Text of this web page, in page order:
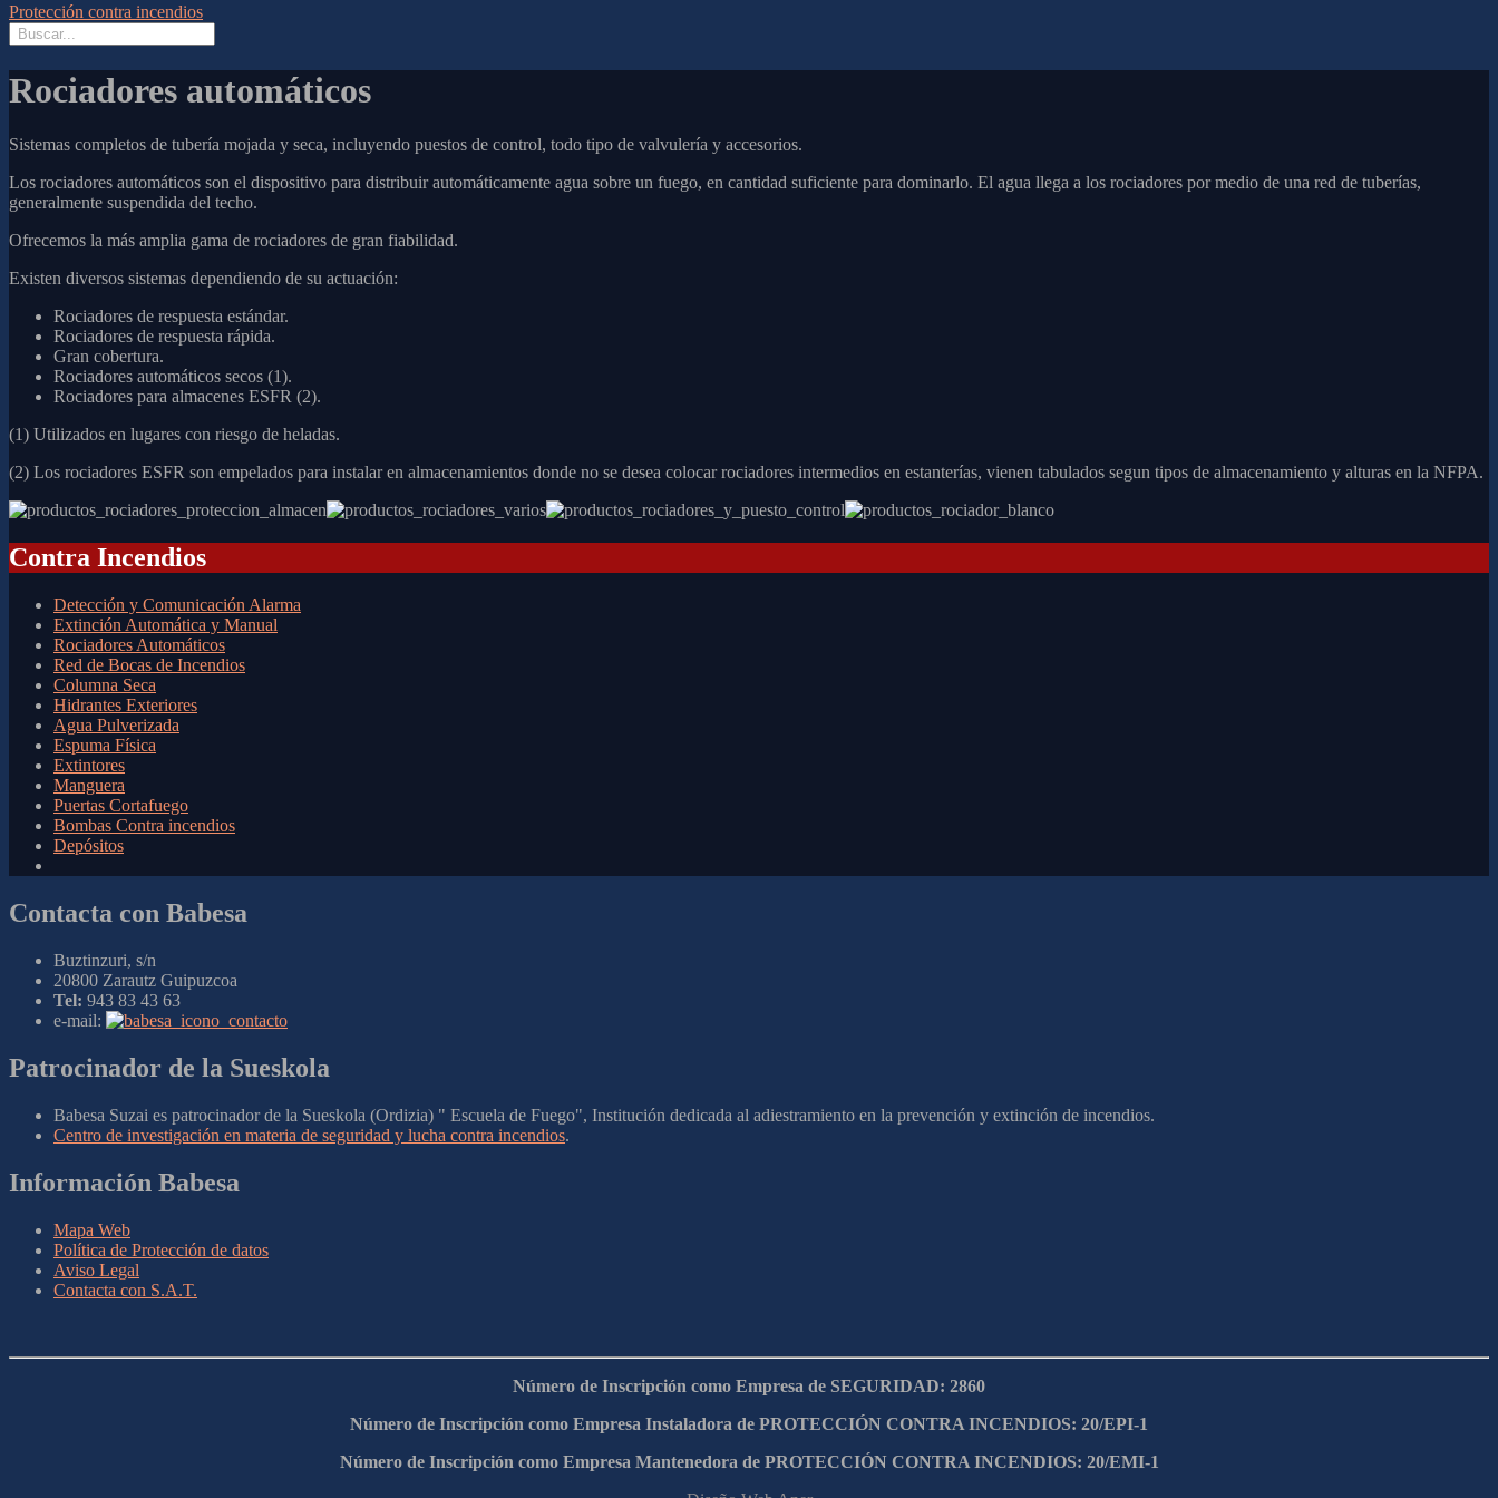
Protección contra incendios
Rociadores automáticos
Sistemas completos de tubería mojada y seca, incluyendo puestos de control, todo tipo de valvulería y accesorios.
Los rociadores automáticos son el dispositivo para distribuir automáticamente agua sobre un fuego, en cantidad suficiente para dominarlo. El agua llega a los rociadores por medio de una red de tuberías,
generalmente suspendida del techo.
Ofrecemos la más amplia gama de rociadores de gran fiabilidad.
Existen diversos sistemas dependiendo de su actuación:
Rociadores de respuesta estándar.
Rociadores de respuesta rápida.
Gran cobertura.
Rociadores automáticos secos (1).
Rociadores para almacenes ESFR (2).
(1) Utilizados en lugares con riesgo de heladas.
(2) Los rociadores ESFR son empelados para instalar en almacenamientos donde no se desea colocar rociadores intermedios en estanterías, vienen tabulados segun tipos de almacenamiento y alturas en la NFPA.
Contra Incendios
Detección y Comunicación Alarma
Extinción Automática y Manual
Rociadores Automáticos
Red de Bocas de Incendios
Columna Seca
Hidrantes Exteriores
Agua Pulverizada
Espuma Física
Extintores
Manguera
Puertas Cortafuego
Bombas Contra incendios
Depósitos
Contacta con Babesa
Buztinzuri, s/n
20800 Zarautz Guipuzcoa
Tel: 943 83 43 63
e-mail:
Patrocinador de la Sueskola
Babesa Suzai es patrocinador de la Sueskola (Ordizia) " Escuela de Fuego", Institución dedicada al adiestramiento en la prevención y extinción de incendios.
Centro de investigación en materia de seguridad y lucha contra incendios.
Información Babesa
Mapa Web
Política de Protección de datos
Aviso Legal
Contacta con S.A.T.
Número de Inscripción como Empresa de SEGURIDAD: 2860
Número de Inscripción como Empresa Instaladora de PROTECCIÓN CONTRA INCENDIOS: 20/EPI-1
Número de Inscripción como Empresa Mantenedora de PROTECCIÓN CONTRA INCENDIOS: 20/EMI-1